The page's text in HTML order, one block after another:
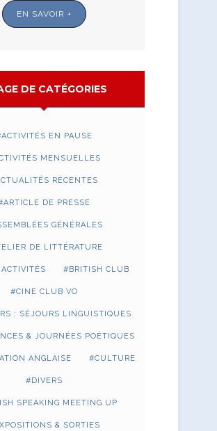
EN SAVOIR +
DE CATÉGORIES
ACTIVITÉS EN PAUSE
MENSUELLES
RÉCENTES
ARTICLE DE PRESSE
GÉNÉRALES
DE LITTÉRATURE
BRITISH CLUB
CINE CLUB VO
: SÉJOURS LINGUISTIQUES
& JOURNÉES POÉTIQUES
ANGLAISE CULTURE
DIVERS
SPEAKING MEETING UP
& SORTIES